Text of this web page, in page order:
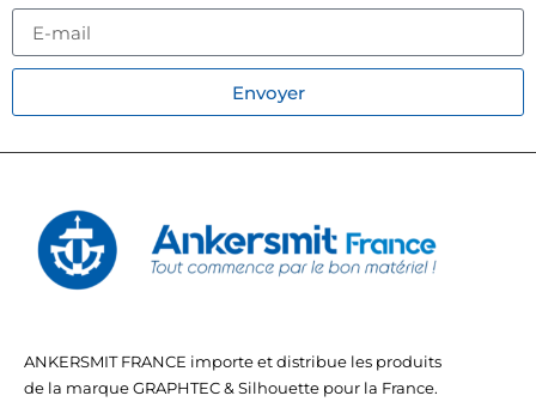
Envoyer
ANKERSMIT FRANCE importe et distribue les produits
de la marque GRAPHTEC & Silhouette pour la France.